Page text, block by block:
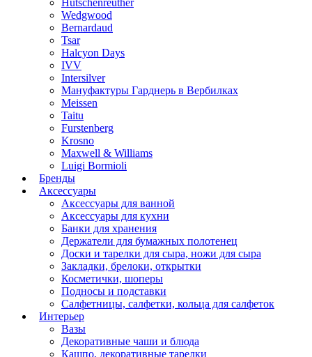
Hutschenreuther
Wedgwood
Bernardaud
Tsar
Halcyon Days
IVV
Intersilver
Мануфактуры Гарднерь в Вербилках
Meissen
Taitu
Furstenberg
Krosno
Maxwell & Williams
Luigi Bormioli
Бренды
Аксессуары
Аксессуары для ванной
Аксессуары для кухни
Банки для хранения
Держатели для бумажных полотенец
Доски и тарелки для сыра, ножи для сыра
Закладки, брелоки, открытки
Косметички, шоперы
Подносы и подставки
Салфетницы, салфетки, кольца для салфеток
Интерьер
Вазы
Декоративные чаши и блюда
Кашпо, декоративные тарелки